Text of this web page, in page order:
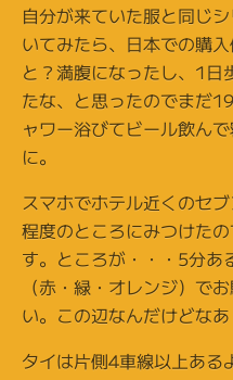
自分が来ていた服と同じ
いてみたら、日本での購
と？満腹になったし、1日
たな、と思ったのでまだ
ャワー浴びてビール飲ん
に。
スマホでホテル近くのセ
程度のところにみつけた
す。ところが・・・5分あ
（赤・緑・オレンジ）で
い。この辺なんだけどな
タイは片側4車線以上ある